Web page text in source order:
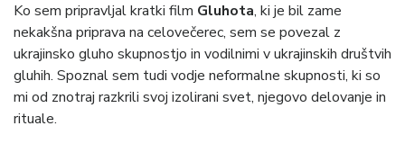
Ko sem pripravljal kratki film Gluhota, ki je bil zame
nekakšna priprava na celovečerec, sem se povezal z
ukrajinsko gluho skupnostjo in vodilnimi v ukrajinskih društvih
gluhih. Spoznal sem tudi vodje neformalne skupnosti, ki so
mi od znotraj razkrili svoj izolirani svet, njegovo delovanje in
rituale.